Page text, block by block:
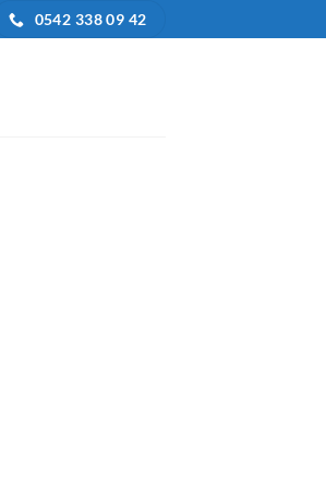
0542 338 09 42